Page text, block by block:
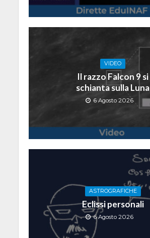
VIDEO
Il razzo Falcon 9 si
schianta sulla Luna
6 Agosto 2026
ASTROGRAFICHE
Eclissi personali
6 Agosto 2026